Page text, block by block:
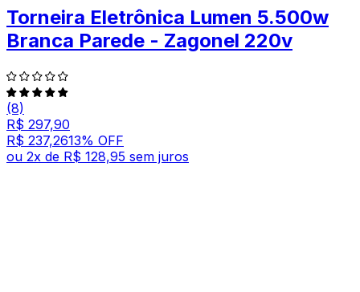
Torneira Eletrônica Lumen 5.500w
Branca Parede - Zagonel 220v
(8)
R$ 297,90
R$ 237,2613% OFF
ou 2x de R$ 128,95 sem juros